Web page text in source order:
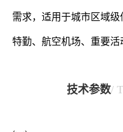
需求，适用于城市区域
特勤、航空机场、重要活
技术参数/